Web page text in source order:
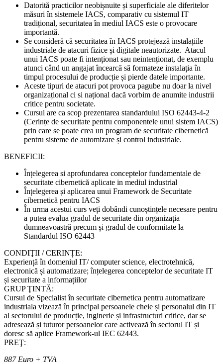
Datorită practicilor neobișnuite și superficiale ale diferitelor
măsuri în sistemele IACS, comparativ cu sistemul IT
tradițional, securitatea în mediul IACS este o provocare
importantă.
Se consideră că securitatea în IACS protejează instalațiile
industriale de atacuri fizice și digitale neautorizate. Atacul
unui IACS poate fi intenționat sau neintenționat, de exemplu
atunci când un angajat încearcă să formateze instalația în
timpul procesului de producție și pierde datele importante.
Aceste tipuri de atacuri pot provoca pagube nu doar la nivel
organizațional ci si național dacă vorbim de anumite industrii
critice pentru societate.
Cursul are ca scop prezentarea standardului ISO 62443-4-2
(Cerințe de securitate pentru componentele unui sistem IACS)
prin care se poate crea un program de securitate cibernetică
pentru sisteme de automizare și control industriale.
BENEFICII:
Înțelegerea si aprofundarea conceptelor fundamentale de
securitate cibernetică aplicate in mediul industrial
Înțelegerea și aplicarea unui Framework de Securitate
cibernetică pentru IACS
În urma acestui curs veți dobândi cunoștințele necesare pentru
a putea evalua gradul de securitate din organizația
dumneavoastră precum și gradul de conformitate la
Standardul ISO 62443
CONDIŢII / CERINȚE:
Experiență în domeniul IT/ computer science, electrotehnică,
electronică și automatizare; înțelegerea conceptelor de securitate IT
și securitate a informațiilor
GRUP ŢINTĂ:
Cursul de Specialist în securitate cibernetica pentru automatizare
industriala vizează în principal persoanele cheie și personalul din IT
al sectorului de producție, inginerie și infrastructuri critice, dar se
adresează și tuturor persoanelor care activează în sectorul IT și
doresc să aplice Framework-ul IEC 62443.
PREŢ:
887 Euro + TVA